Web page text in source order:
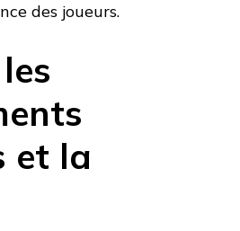
des joueurs.
et la